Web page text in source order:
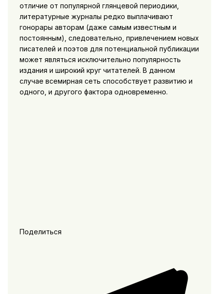
отличие от популярной глянцевой периодики,
литературные журналы редко выплачивают
гонорары авторам (даже самым известным и
постоянным), следовательно, привлечением новых
писателей и поэтов для потенциальной публикации
может являться исключительно популярность
издания и широкий круг читателей. В данном
случае всемирная сеть способствует развитию и
одного, и другого фактора одновременно.
Поделиться